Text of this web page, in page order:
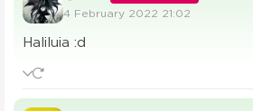
4 February 2022 21:02
Haliluia :d